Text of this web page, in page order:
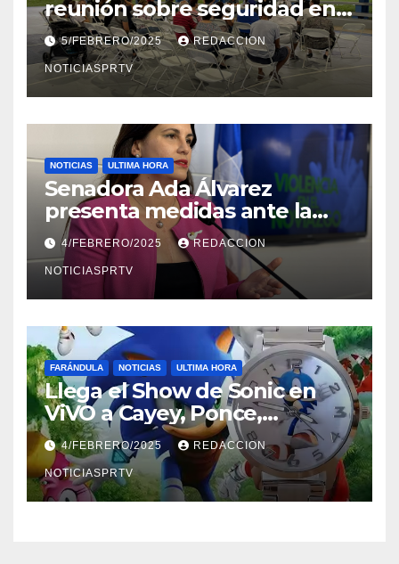
reunión sobre seguridad en
Reparto Metropolitano
5/FEBRERO/2025 REDACCION
NOTICIASPRTV
NOTICIAS ULTIMA HORA
Senadora Ada Álvarez
presenta medidas ante la
violencia en el noviazgo
4/FEBRERO/2025 REDACCION
NOTICIASPRTV
FARÁNDULA NOTICIAS ULTIMA HORA
Llega el Show de Sonic en
ViVO a Cayey, Ponce,
Barceloneta y Humacao,
Relojes gratis para el que
compre ahora….
4/FEBRERO/2025 REDACCION
NOTICIASPRTV